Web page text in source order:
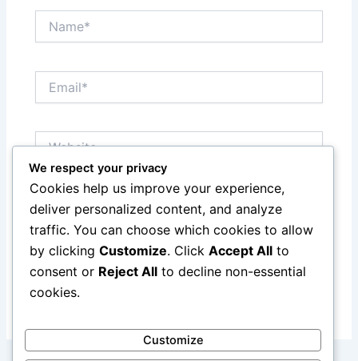
Save my name, email, and website in this browser
for the next time I comment.
We respect your privacy
Cookies help us improve your experience,
deliver personalized content, and analyze
traffic. You can choose which cookies to allow
by clicking Customize. Click Accept All to
consent or Reject All to decline non-essential
cookies.
Customize